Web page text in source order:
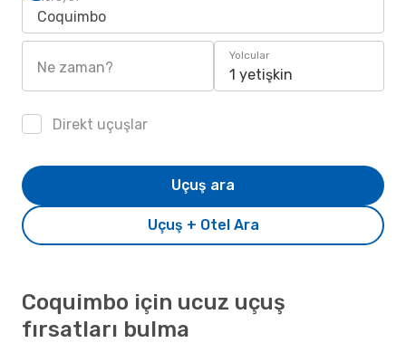
Coquimbo
Ne zaman?
Yolcular
1 yetişkin
Direkt uçuşlar
Uçuş + Otel Ara
Uçuş ara
Coquimbo için ucuz uçuş
fırsatları bulma